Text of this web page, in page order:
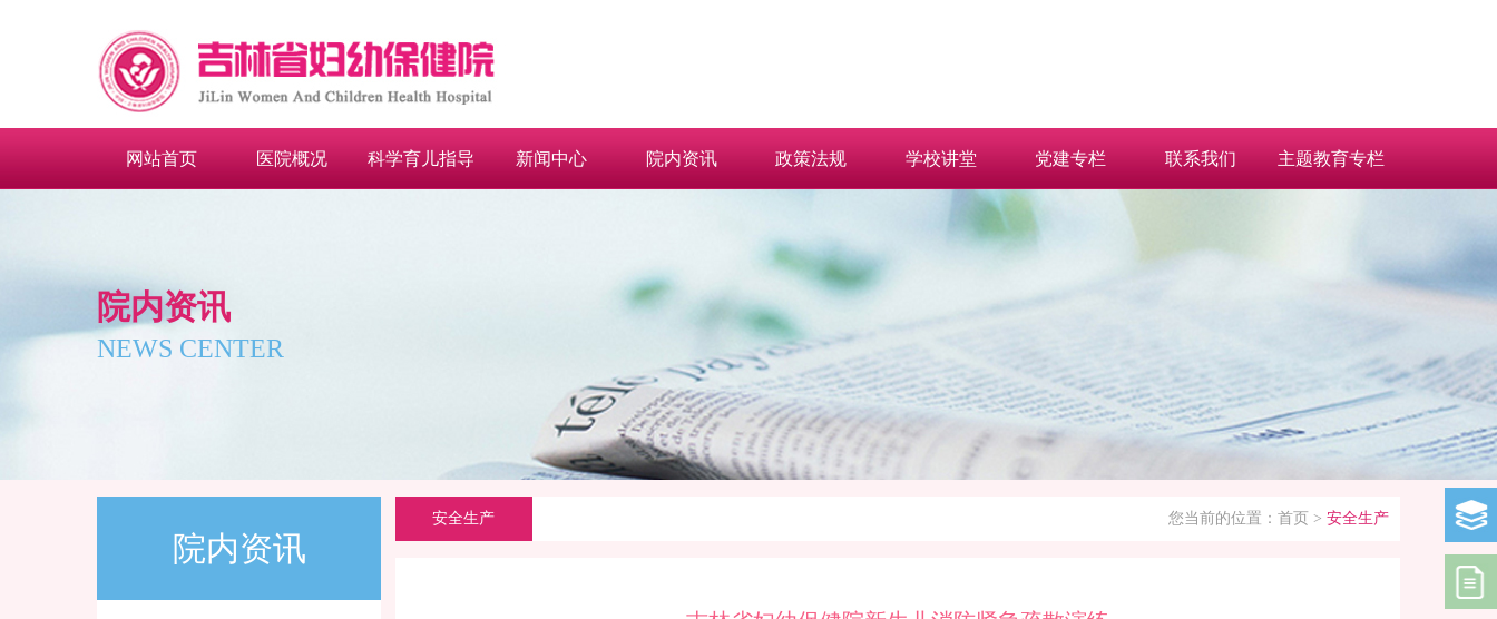
网站首页 医院概况 科学育儿指导 新闻中心 院内资讯 政策法规 学校讲堂 党建专栏 联系我们 主题教育专栏
院内资讯
NEWS CENTER
院内资讯
安全生产 您当前的位置： 首页 > 安全生产